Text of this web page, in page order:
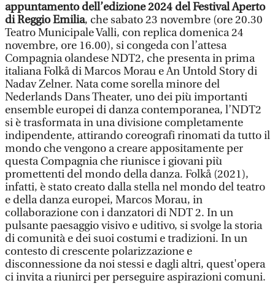
appuntamento dell’edizione 2024 del Festival Aperto
di Reggio Emilia, che sabato 23 novembre (ore 20.30
Teatro Municipale Valli, con replica domenica 24
novembre, ore 16.00), si congeda con l’attesa
Compagnia olandese NDT2, che presenta in prima
italiana Folkå di Marcos Morau e An Untold Story di
Nadav Zelner. Nata come sorella minore del
Nederlands Dans Theater, uno dei più importanti
ensemble europei di danza contemporanea, l’NDT2
si è trasformata in una divisione completamente
indipendente, attirando coreografi rinomati da tutto il
mondo che vengono a creare appositamente per
questa Compagnia che riunisce i giovani più
promettenti del mondo della danza. Folkå (2021),
infatti, è stato creato dalla stella nel mondo del teatro
e della danza europei, Marcos Morau, in
collaborazione con i danzatori di NDT 2. In un
pulsante paesaggio visivo e uditivo, si svolge la storia
di comunità e dei suoi costumi e tradizioni. In un
contesto di crescente polarizzazione e
disconnessione da noi stessi e dagli altri, quest'opera
ci invita a riunirci per perseguire aspirazioni comuni.